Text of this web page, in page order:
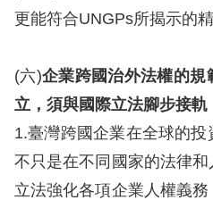
更能符合UNGPs所揭示的精
(六)企業跨國治外法權的規
立，須與國際立法腳步接軌
1.臺灣跨國企業在全球的投
不只是在不同國家的法律
立法強化各項企業人權義